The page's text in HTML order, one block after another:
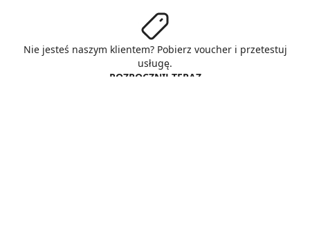
Nie jesteś naszym klientem? Pobierz voucher i przetestuj
usługę.
ROZPOCZNIJ TERAZ